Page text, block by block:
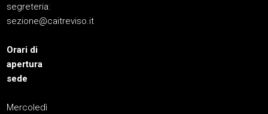
segreteria:
sezione@caitreviso.it
Orari di
apertura
sede
Mercoledì